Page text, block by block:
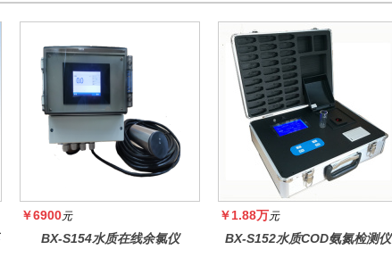
￥6900元
BX-S154水质在线余氯仪
￥1.88万元
BX-S152水质COD氨氮检测仪